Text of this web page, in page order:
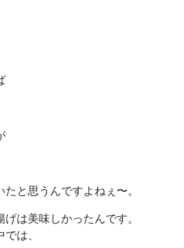
と思うんですよねぇ〜。
は美味しかったんです。
は、